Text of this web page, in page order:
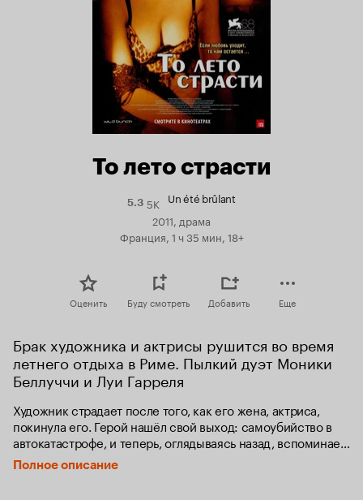
То лето страсти
5.3Рейтинг
Кинопоиска
5K Un été brûlant
2011, драма
Франция, 1 ч 35 мин, 18+
Оценить Буду смотреть Добавить Еще
Брак художника и актрисы рушится во время
летнего отдыха в Риме. Пылкий дуэт Моники
Беллуччи и Луи Гарреля
Художник страдает после того, как его жена, актриса,
покинула его. Герой нашёл свой выход: самоубийство в
автокатастрофе, и теперь, оглядываясь назад, вспоминает
о бурных страстях, ярких и настоящих чувствах, которые
сопутствовали роману с его бывшей.
Полное описание